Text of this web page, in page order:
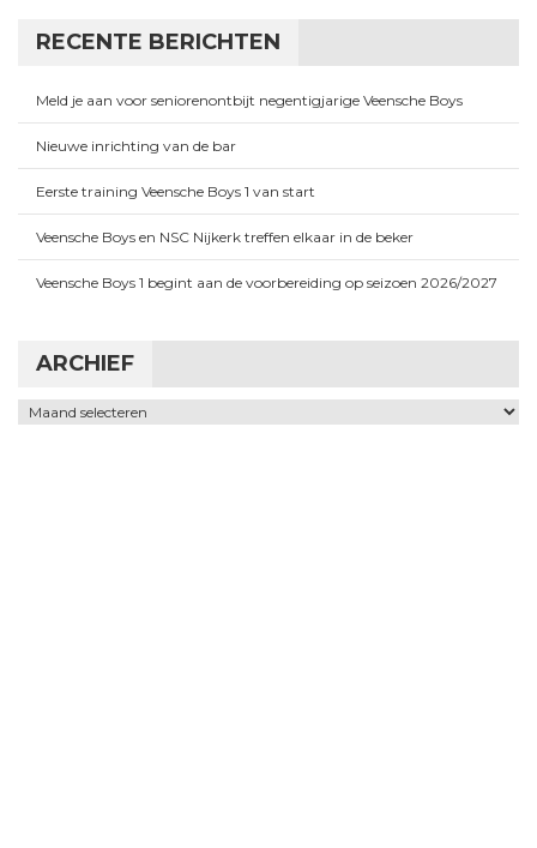
RECENTE BERICHTEN
Meld je aan voor seniorenontbijt negentigjarige Veensche Boys
Nieuwe inrichting van de bar
Eerste training Veensche Boys 1 van start
Veensche Boys en NSC Nijkerk treffen elkaar in de beker
Veensche Boys 1 begint aan de voorbereiding op seizoen 2026/2027
ARCHIEF
Archief